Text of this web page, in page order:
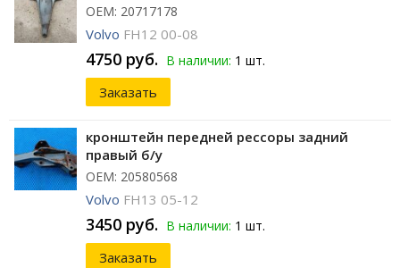
ОЕМ: 20717178
Volvo FH12 00-08
4750 руб. В наличии: 1 шт.
Заказать
кронштейн передней рессоры задний
правый б/у
ОЕМ: 20580568
Volvo FH13 05-12
3450 руб. В наличии: 1 шт.
Заказать